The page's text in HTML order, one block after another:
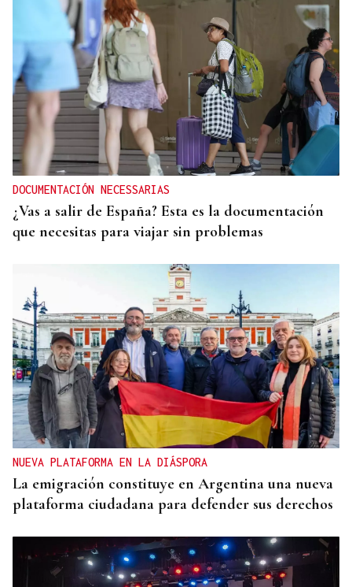
DOCUMENTACIÓN NECESSARIAS
¿Vas a salir de España? Esta es la documentación
que necesitas para viajar sin problemas
NUEVA PLATAFORMA EN LA DIÁSPORA
La emigración constituye en Argentina una nueva
plataforma ciudadana para defender sus derechos